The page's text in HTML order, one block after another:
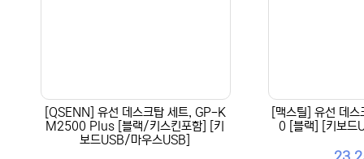
[QSENN] 유선 데스크탑 세트, GP-K
M2500 Plus [블랙/키스킨포함] [키
보드USB/마우스USB]
[맥스틸] 유선 데
0 [블랙] [키보드